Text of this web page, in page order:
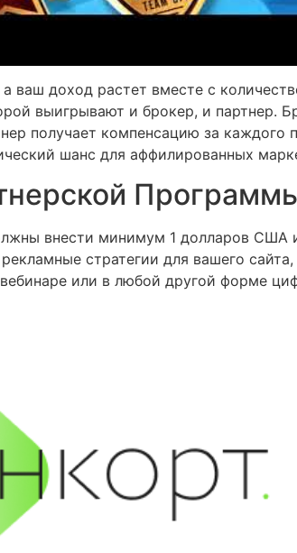
ваш доход растет вместе с
выигрывают и брокер, и партнер.
получает компенсацию за каждого
шанс для аффилированных
внести минимум 1 долларов США
стратегии для вашего
или в любой другой форме